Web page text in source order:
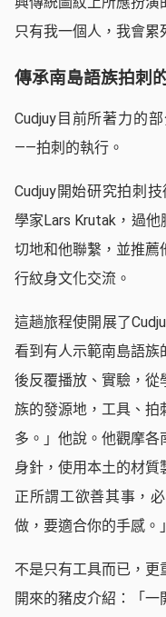
只有我一個人，我會累
傳承南島語族拍刺
Cudjuy目前所著力的
——拍刺的執行。
Cudjuy開始研究拍刺
學家Lars Krutak，過
切地和他聯繫，並推薦
行紋身文化交流。
這趟旅程使開展了
看到有人示範南島語族
後反覆播放、實驗，從
族的發源地，工具、拍
多。」他說。他觀摩
身針，使用本土的材質
正所謂工欲善其事，
做，要適合你的手感。
不是只有工具而已，
開來的豬皮介紹：「